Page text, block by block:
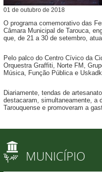
01 de outubro de 2018
O programa comemorativo das
Câmara Municipal de Tarouca,
que, de 21 a 30 de setembro,
Pelo palco do Centro Cívico da
Orquestra Graffiti, Norte FM,
Música, Função Pública e
Diariamente, tendas de
destacaram, simultaneamente, a
Tarouquense e promoveram a
MUNICÍPIO